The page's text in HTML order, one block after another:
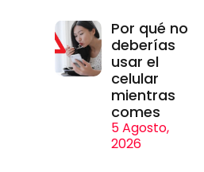
Por qué no
deberías
usar el
celular
mientras
comes
5 Agosto,
2026